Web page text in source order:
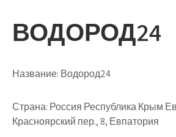
ВОДОРОД24
Название: Водород24
Страна: Россия Республика Крым
Красноярский пер., 8, Евпатория